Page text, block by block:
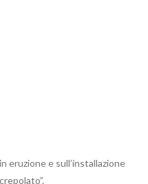
eruzione e sull’installazione